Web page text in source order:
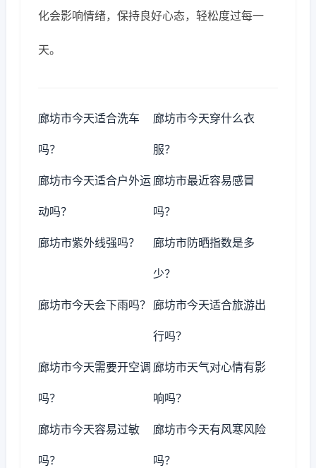
化会影响情绪，保持良好心态，轻松度过每一
天。
廊坊市今天适合洗车
吗？
廊坊市今天穿什么衣
服？
廊坊市今天适合户外运
动吗？
廊坊市最近容易感冒
吗？
廊坊市紫外线强吗？ 廊坊市防晒指数是多
少？
廊坊市今天会下雨吗？ 廊坊市今天适合旅游出
行吗？
廊坊市今天需要开空调
吗？
廊坊市天气对心情有影
响吗？
廊坊市今天容易过敏
吗？
廊坊市今天有风寒风险
吗？